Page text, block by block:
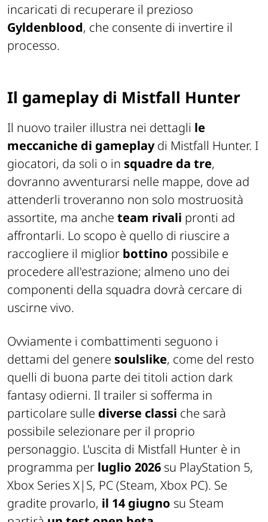
incaricati di recuperare il prezioso
Gyldenblood, che consente di invertire il
processo.
Il gameplay di Mistfall Hunter
Il nuovo trailer illustra nei dettagli le
meccaniche di gameplaydi Mistfall Hunter. I
giocatori, da soli o in squadre da tre,
dovranno avventurarsi nelle mappe, dove ad
attenderli troveranno non solo mostruosità
assortite, ma anche team rivali pronti ad
affrontarli. Lo scopo è quello di riuscire a
raccogliere il miglior bottino possibile e
procedere all'estrazione; almeno uno dei
componenti della squadra dovrà cercare di
uscirne vivo.
Ovviamente i combattimenti seguono i
dettami del genere soulslike, come del resto
quelli di buona parte dei titoli action dark
fantasy odierni. Il trailer si sofferma in
particolare sulle diverse classi che sarà
possibile selezionare per il proprio
personaggio. L'uscita di Mistfall Hunter è in
programma per luglio 2026 su PlayStation 5,
Xbox Series X|S, PC (Steam, Xbox PC). Se
gradite provarlo, il 14 giugno su Steam